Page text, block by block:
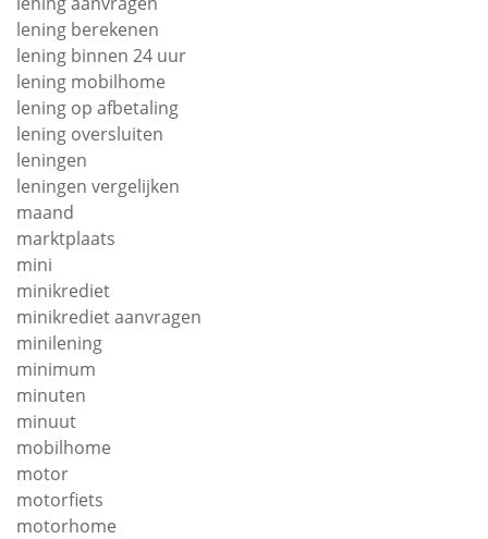
lening berekenen
lening binnen 24 uur
lening mobilhome
lening op afbetaling
lening oversluiten
leningen
leningen vergelijken
maand
marktplaats
mini
minikrediet
minikrediet aanvragen
minilening
minimum
minuten
minuut
mobilhome
motor
motorfiets
motorhome